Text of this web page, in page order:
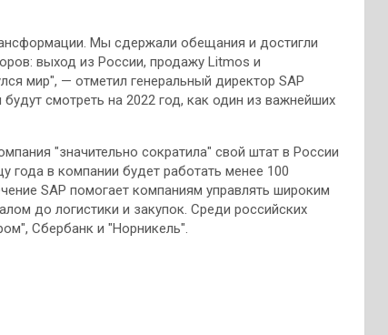
Мы сдержали обещания и достигли
выход из России, продажу Litmos и
мир", — отметил генеральный директор SAP
смотреть на 2022 год, как один из важнейших
"значительно сократила" свой штат в России
года в компании будет работать менее 100
SAP помогает компаниям управлять широким
до логистики и закупок. Среди российских
Сбербанк и "Норникель".